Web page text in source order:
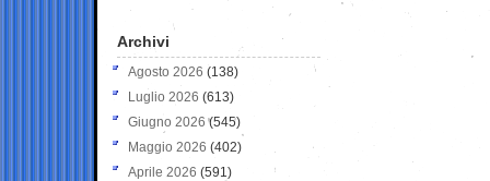
Archivi
Agosto 2026 (138)
Luglio 2026 (613)
Giugno 2026 (545)
Maggio 2026 (402)
Aprile 2026 (591)